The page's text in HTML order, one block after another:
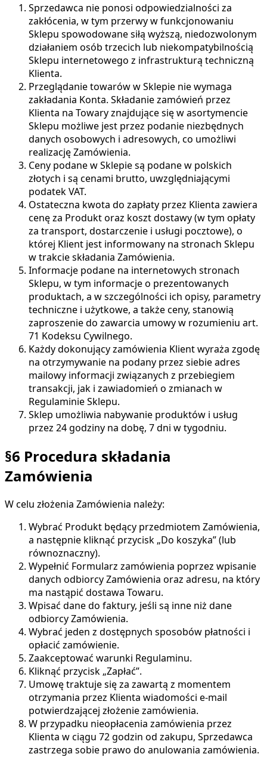
Sprzedawca nie ponosi odpowiedzialności za
zakłócenia, w tym przerwy w funkcjonowaniu
Sklepu spowodowane siłą wyższą, niedozwolonym
działaniem osób trzecich lub niekompatybilnością
Sklepu internetowego z infrastrukturą techniczną
Klienta.
Przeglądanie towarów w Sklepie nie wymaga
zakładania Konta. Składanie zamówień przez
Klienta na Towary znajdujące się w asortymencie
Sklepu możliwe jest przez podanie niezbędnych
danych osobowych i adresowych, co umożliwi
realizację Zamówienia.
Ceny podane w Sklepie są podane w polskich
złotych i są cenami brutto, uwzględniającymi
podatek VAT.
Ostateczna kwota do zapłaty przez Klienta zawiera
cenę za Produkt oraz koszt dostawy (w tym opłaty
za transport, dostarczenie i usługi pocztowe), o
której Klient jest informowany na stronach Sklepu
w trakcie składania Zamówienia.
Informacje podane na internetowych stronach
Sklepu, w tym informacje o prezentowanych
produktach, a w szczególności ich opisy, parametry
techniczne i użytkowe, a także ceny, stanowią
zaproszenie do zawarcia umowy w rozumieniu art.
71 Kodeksu Cywilnego.
Każdy dokonujący zamówienia Klient wyraża zgodę
na otrzymywanie na podany przez siebie adres
mailowy informacji związanych z przebiegiem
transakcji, jak i zawiadomień o zmianach w
Regulaminie Sklepu.
Sklep umożliwia nabywanie produktów i usług
przez 24 godziny na dobę, 7 dni w tygodniu.
§6 Procedura składania
Zamówienia
W celu złożenia Zamówienia należy:
Wybrać Produkt będący przedmiotem Zamówienia,
a następnie kliknąć przycisk „Do koszyka” (lub
równoznaczny).
Wypełnić Formularz zamówienia poprzez wpisanie
danych odbiorcy Zamówienia oraz adresu, na który
ma nastąpić dostawa Towaru.
Wpisać dane do faktury, jeśli są inne niż dane
odbiorcy Zamówienia.
Wybrać jeden z dostępnych sposobów płatności i
opłacić zamówienie.
Zaakceptować warunki Regulaminu.
Kliknąć przycisk „Zapłać”.
Umowę traktuje się za zawartą z momentem
otrzymania przez Klienta wiadomości e-mail
potwierdzającej złożenie zamówienia.
W przypadku nieopłacenia zamówienia przez
Klienta w ciągu 72 godzin od zakupu, Sprzedawca
zastrzega sobie prawo do anulowania zamówienia.